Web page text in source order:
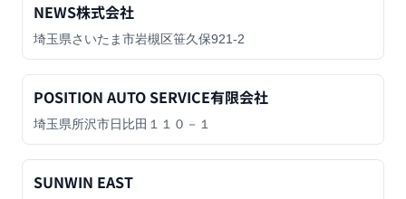
NEWS株式会社
埼玉県さいたま市岩槻区笹久保921-2
POSITION AUTO SERVICE有限会社
埼玉県所沢市日比田１１０－１
SUNWIN EAST